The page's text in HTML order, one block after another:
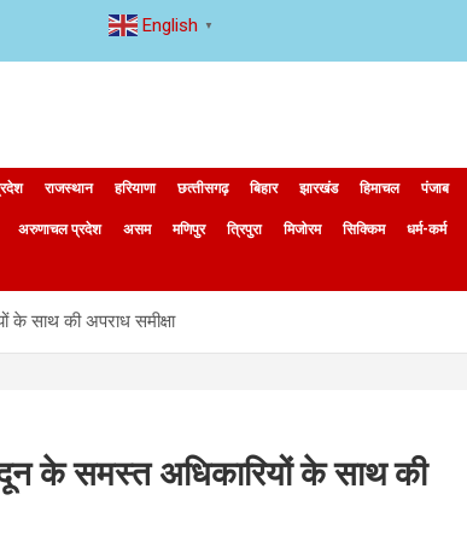
राजस्थान हरियाणा छत्‍तीसगढ़ बिहार झारखंड हिमाचल पंजाब
अरुणाचल प्रदेश असम मणिपुर त्रिपुरा मिजोरम सिक्किम धर्म-कर्म
के साथ की अपराध समीक्षा
के समस्त अधिकारियों के साथ की
English ▼